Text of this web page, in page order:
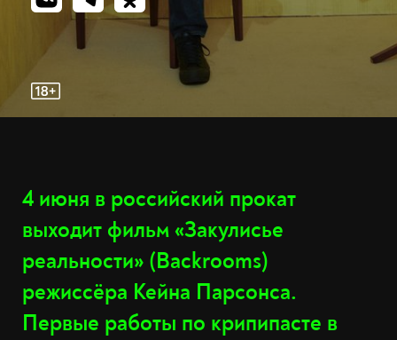
4 июня в российский прокат
выходит фильм «Закулисье
реальности» (Backrooms)
режиссёра Кейна Парсонса.
Первые работы по крипипасте в